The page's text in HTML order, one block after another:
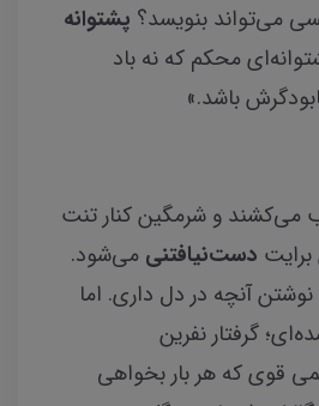
می‌تواند بنویسد؟ پشتوانه
محکم که نه باد
باشد.»
و شرمگین کنار تنت
دست‌نیافتنی می‌شود.
آنچه در دل داری. اما
گرفتار نفرین
قوی که هر بار بخواهی